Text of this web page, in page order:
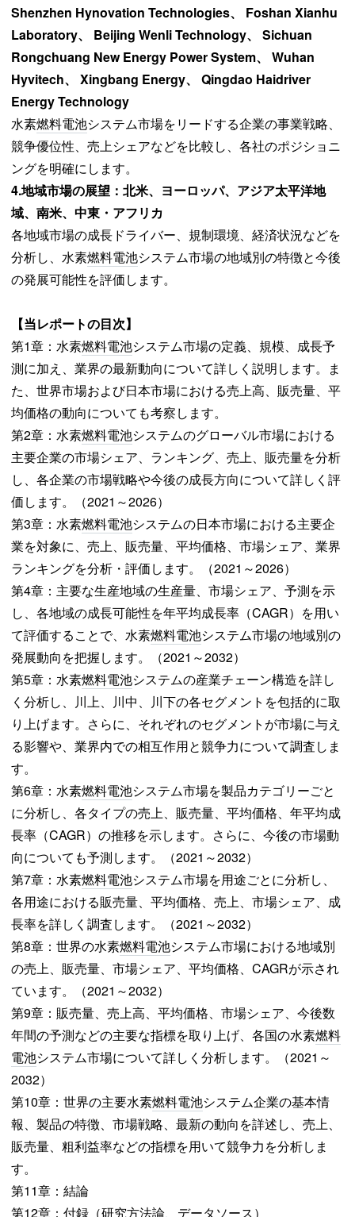
Shenzhen Hynovation Technologies、 Foshan Xianhu
Laboratory、 Beijing Wenli Technology、 Sichuan
Rongchuang New Energy Power System、 Wuhan
Hyvitech、 Xingbang Energy、 Qingdao Haidriver
Energy Technology
水素燃料電池システム市場をリードする企業の事業戦略、
競争優位性、売上シェアなどを比較し、各社のポジショニ
ングを明確にします。
4.地域市場の展望：北米、ヨーロッパ、アジア太平洋地
域、南米、中東・アフリカ
各地域市場の成長ドライバー、規制環境、経済状況などを
分析し、水素燃料電池システム市場の地域別の特徴と今後
の発展可能性を評価します。
【当レポートの目次】
第1章：水素燃料電池システム市場の定義、規模、成長予
測に加え、業界の最新動向について詳しく説明します。ま
た、世界市場および日本市場における売上高、販売量、平
均価格の動向についても考察します。
第2章：水素燃料電池システムのグローバル市場における
主要企業の市場シェア、ランキング、売上、販売量を分析
し、各企業の市場戦略や今後の成長方向について詳しく評
価します。（2021～2026）
第3章：水素燃料電池システムの日本市場における主要企
業を対象に、売上、販売量、平均価格、市場シェア、業界
ランキングを分析・評価します。（2021～2026）
第4章：主要な生産地域の生産量、市場シェア、予測を示
し、各地域の成長可能性を年平均成長率（CAGR）を用い
て評価することで、水素燃料電池システム市場の地域別の
発展動向を把握します。（2021～2032）
第5章：水素燃料電池システムの産業チェーン構造を詳し
く分析し、川上、川中、川下の各セグメントを包括的に取
り上げます。さらに、それぞれのセグメントが市場に与え
る影響や、業界内での相互作用と競争力について調査しま
す。
第6章：水素燃料電池システム市場を製品カテゴリーごと
に分析し、各タイプの売上、販売量、平均価格、年平均成
長率（CAGR）の推移を示します。さらに、今後の市場動
向についても予測します。（2021～2032）
第7章：水素燃料電池システム市場を用途ごとに分析し、
各用途における販売量、平均価格、売上、市場シェア、成
長率を詳しく調査します。（2021～2032）
第8章：世界の水素燃料電池システム市場における地域別
の売上、販売量、市場シェア、平均価格、CAGRが示され
ています。（2021～2032）
第9章：販売量、売上高、平均価格、市場シェア、今後数
年間の予測などの主要な指標を取り上げ、各国の水素燃料
電池システム市場について詳しく分析します。（2021～
2032）
第10章：世界の主要水素燃料電池システム企業の基本情
報、製品の特徴、市場戦略、最新の動向を詳述し、売上、
販売量、粗利益率などの指標を用いて競争力を分析しま
す。
第11章：結論
第12章：付録（研究方法論、データソース）